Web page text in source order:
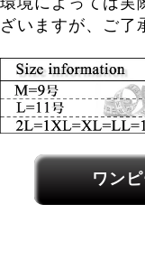
ざいますが、ご了
関連カテゴリーへのリンク
ワン